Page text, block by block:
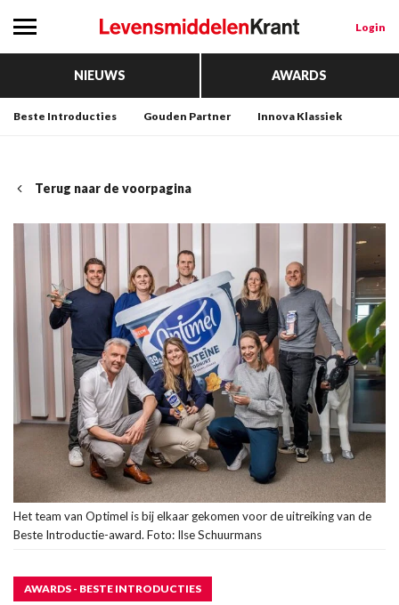
Login
NIEUWS AWARDS
Beste Introducties Gouden Partner Innova Klassiek
Terug naar de voorpagina
Het team van Optimel is bij elkaar gekomen voor de uitreiking van de
Beste Introductie-award. Foto: Ilse Schuurmans
AWARDS - BESTE INTRODUCTIES